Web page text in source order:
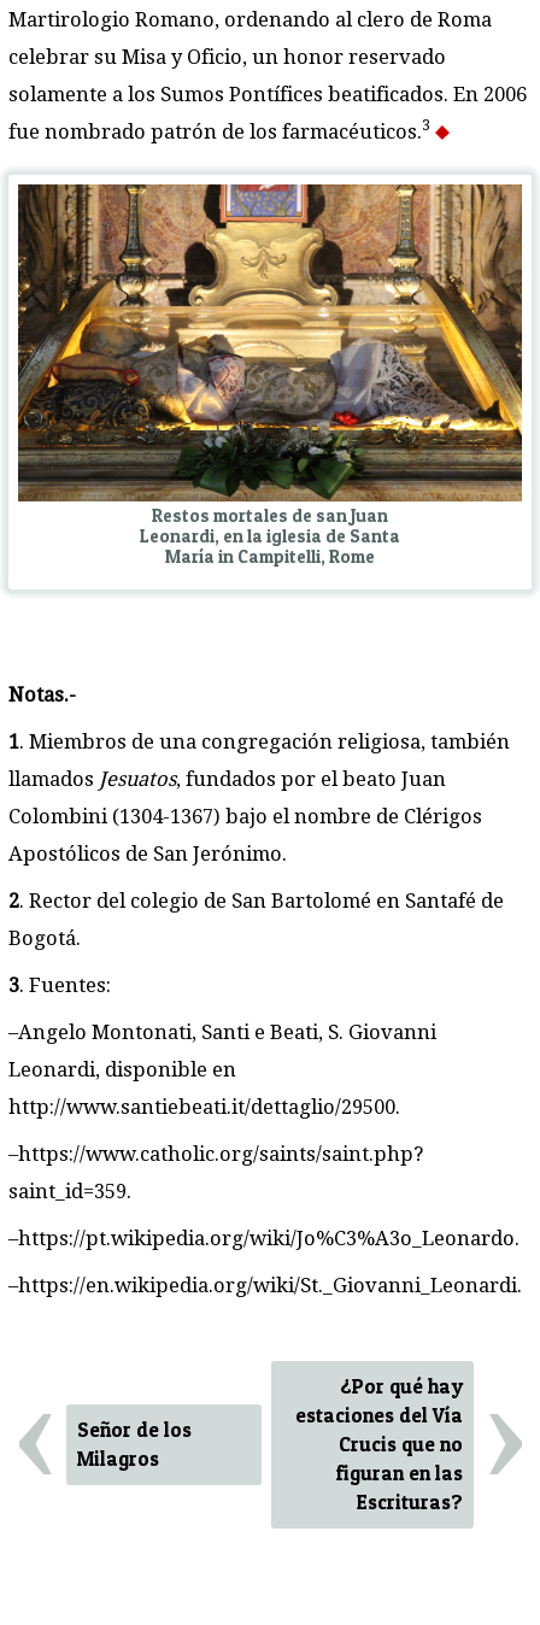
Martirologio Romano, ordenando al clero de Roma
celebrar su Misa y Oficio, un honor reservado
solamente a los Sumos Pontífices beatificados. En 2006
fue nombrado patrón de los farmacéuticos.3
Restos mortales de san Juan
Leonardi, en la iglesia de Santa
María in Campitelli, Rome
Notas.-
1. Miembros de una congregación religiosa, también
llamados Jesuatos, fundados por el beato Juan
Colombini (1304-1367) bajo el nombre de Clérigos
Apostólicos de San Jerónimo.
2. Rector del colegio de San Bartolomé en Santafé de
Bogotá.
3. Fuentes:
–Angelo Montonati, Santi e Beati, S. Giovanni
Leonardi, disponible en
http://www.santiebeati.it/dettaglio/29500.
–https://www.catholic.org/saints/saint.php?
saint_id=359.
–https://pt.wikipedia.org/wiki/Jo%C3%A3o_Leonardo.
–https://en.wikipedia.org/wiki/St._Giovanni_Leonardi.
‹
Señor de los
Milagros
¿Por qué hay
estaciones del Vía
Crucis que no
figuran en las
Escrituras?
›